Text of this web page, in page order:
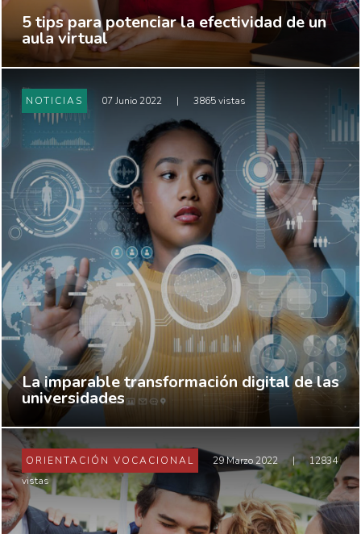
5 tips para potenciar la efectividad de un
aula virtual
NOTICIAS 07 Junio 2022 | 3865 vistas
La imparable transformación digital de las
universidades
ORIENTACIÓN VOCACIONAL 29 Marzo 2022 |
12834
vistas